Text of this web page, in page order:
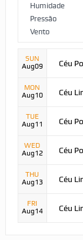
Humidade
Pressão
Vento
SUN
Aug09
Céu
MON
Aug10
Céu
TUE
Aug11
Céu
WED
Aug12
Céu
THU
Aug13
Céu
FRI
Aug14
Céu